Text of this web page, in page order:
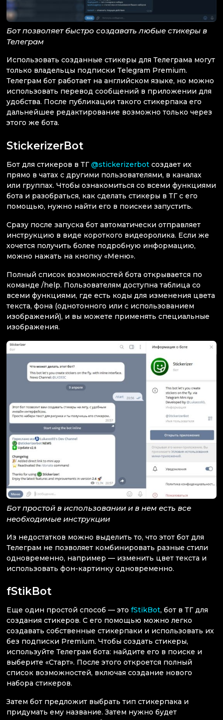
Бот позволяет быстро создавать любые стикеры в
Телеграм
Использовать созданные стикеры для Телеграма могут
только владельцы подписки Telegram Premium.
Телеграм бот работает на английском языке, но можно
использовать перевод сообщений в приложении для
удобства. После публикации такого стикерпака его
дальнейшее редактирование возможно только через
этого же бота.
StickerizerBot
Бот для стикеров в ТГ@stickerizerbot создает их
прямо в чатах с другими пользователями, в каналах
или группах. Чтобы ознакомиться со всеми функциями
бота и разобраться, как сделать стикеры в ТГ с его
помощью, нужно найти его в поискеи запустить.
Сразу после запуска бот автоматически отправляет
инструкцию в виде короткого видеоролика. Если же
хочется получить более подробную информацию,
можно нажать на кнопку «Меню».
Полный список возможностей бота открывается по
команде /help. Пользователям доступна таблица со
всеми функциями, где есть коды для изменения цвета
текста, фона (однотонного или с использованием
изображений), и вы можете применять специальные
изображения.
Бот простой в использовании и в нем есть все
необходимые инструкции
Из недостатков можно выделить то, что этот бот для
Телеграм не позволяет комбинировать разные стили
одновременно, например — изменить цвет текста и
использовать фон-картинку одновременно.
fStikBot
Еще один простой способ — это fStikBot, бот в ТГ для
создания стикеров. С его помощью можно легко
создавать собственные стикерпаки и использовать их
без подписки Premium. Чтобы создать стикеры,
используйте Телеграм бота: найдите его в поиске и
выберите «Старт». После этого откроется полный
список возможностей, включая создание нового
набора стикеров.
Затем бот предложит выбрать тип стикерпака и
придумать ему название. Затем нужно будет